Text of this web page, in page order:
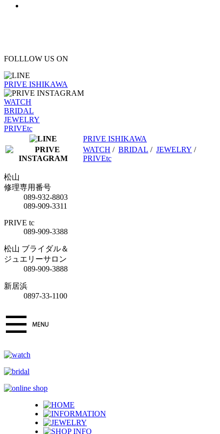
FOLLLOW US ON
PRIVE ISHIKAWA
WATCH
BRIDAL
JEWELRY
PRIVEtc
PRIVE ISHIKAWA
WATCH / BRIDAL / JEWELRY /
PRIVEtc
松山
修理専用番号
089-932-8803
089-909-3311
PRIVE tc
089-909-3388
松山 ブライダル＆
ジュエリーサロン
089-909-3888
新居浜
0897-33-1100